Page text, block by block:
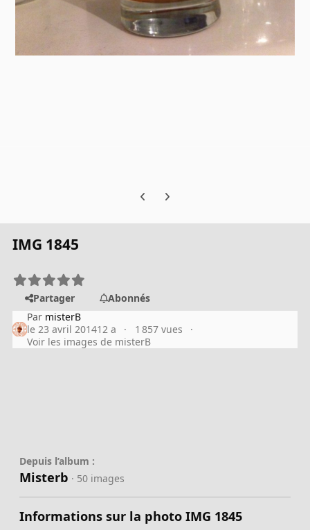
Previous carousel slide
Next carousel slide
IMG 1845
Partager
Abonnés
Par misterB
le 23 avril 201412 a
1 857 vues
Voir les images de misterB
Depuis l’album :
Misterb · 50 images
Informations sur la photo IMG 1845